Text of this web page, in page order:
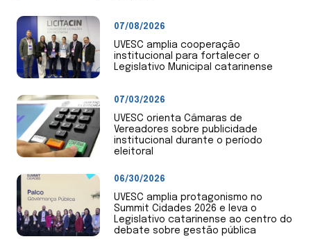
07/08/2026
UVESC amplia cooperação
institucional para fortalecer o
Legislativo Municipal catarinense
07/03/2026
UVESC orienta Câmaras de
Vereadores sobre publicidade
institucional durante o período
eleitoral
06/30/2026
UVESC amplia protagonismo no
Summit Cidades 2026 e leva o
Legislativo catarinense ao centro do
debate sobre gestão pública